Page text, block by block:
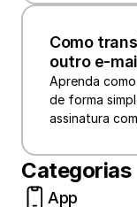
Como
outro e-
Aprenda
de forma
assinatura
Categorias
App